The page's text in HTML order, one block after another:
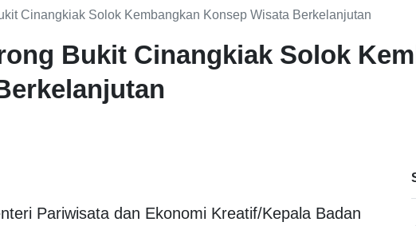
Cinangkiak Solok Kembangkan Konsep Wisata Berkelanjutan
Bukit Cinangkiak Solok
Pariwisata dan Ekonomi Kreatif/Kepala Badan